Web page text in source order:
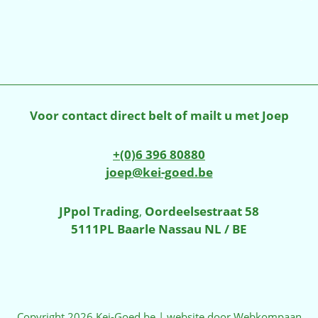
Voor contact direct belt of mailt u met Joep
+(0)6 396 80880
joep@kei-goed.be
JPpol Trading, Oordeelsestraat 58
5111PL Baarle Nassau NL / BE